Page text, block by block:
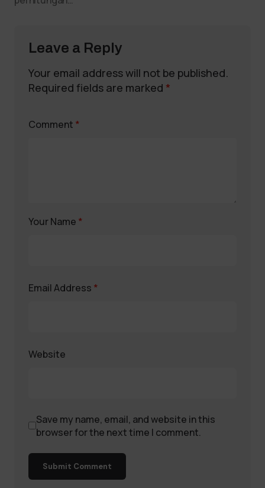
Leave a Reply
Your email address will not be published.
Required fields are marked *
Comment *
Your Name *
Email Address *
Website
Save my name, email, and website in this
browser for the next time I comment.
Submit Comment